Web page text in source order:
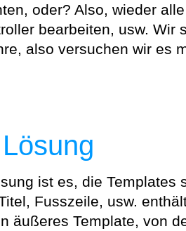
oder? Also, wieder
bearbeiten, usw. Wir
also versuchen wir es
ist es, die Templates
Fusszeile, usw.
äußeres Template, von